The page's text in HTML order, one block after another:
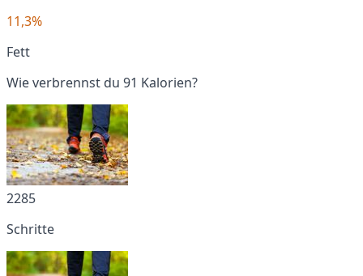
11,3%
Fett
Wie verbrennst du 91 Kalorien?
2285
Schritte